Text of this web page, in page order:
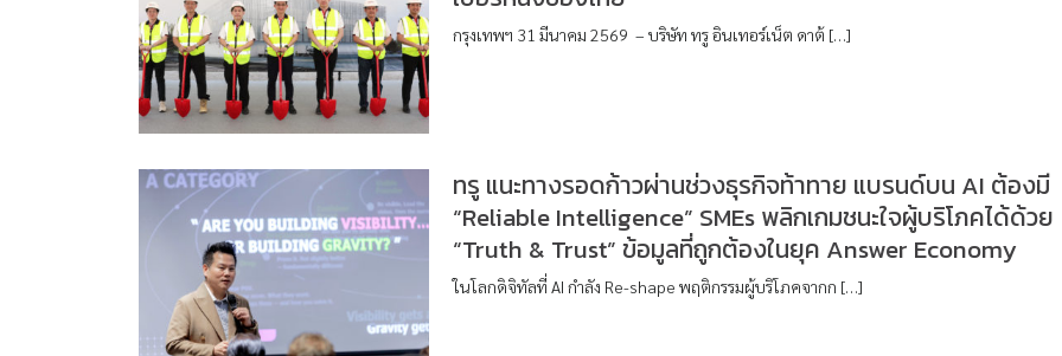
กรุงเทพฯ 31 มีนาคม 2569 – บริษัท ทรู อินเทอร์เน็ต ดาต้ […]
ทรู แนะทางรอดก้าวผ่านช่วงธุรกิจท้าทาย แบรนด์บน AI ต้องมี
“Reliable Intelligence” SMEs พลิกเกมชนะใจผู้บริโภคได้ด้วย
“Truth & Trust” ข้อมูลที่ถูกต้องในยุค Answer Economy
ในโลกดิจิทัลที่ AI กำลัง Re-shape พฤติกรรมผู้บริโภคจากก […]